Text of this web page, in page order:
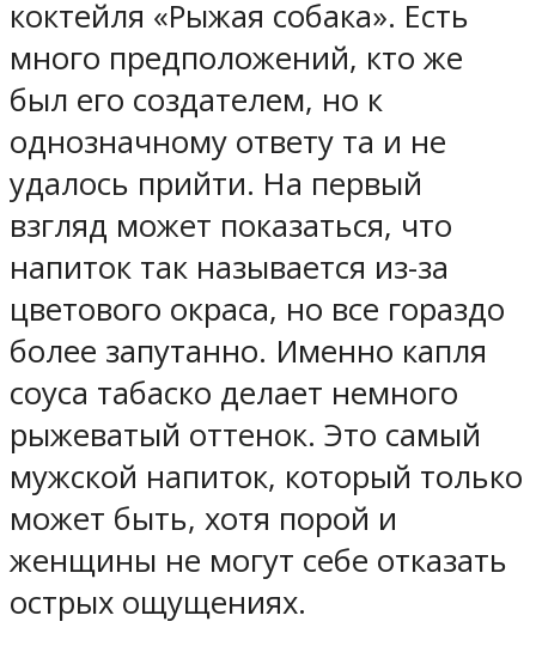
коктейля «Рыжая собака». Есть
много предположений, кто же
был его создателем, но к
однозначному ответу та и не
удалось прийти. На первый
взгляд может показаться, что
напиток так называется из-за
цветового окраса, но все гораздо
более запутанно. Именно капля
соуса табаско делает немного
рыжеватый оттенок. Это самый
мужской напиток, который только
может быть, хотя порой и
женщины не могут себе отказать
острых ощущениях.